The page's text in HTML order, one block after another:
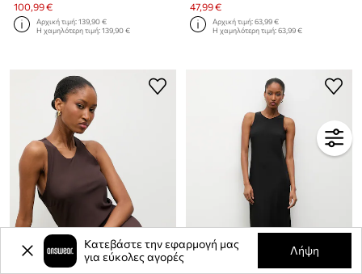
100,99 €
Αρχική τιμή:139,90 €
Η χαμηλότερη τιμή:139,90 €
47,99 €
Αρχική τιμή:63,99 €
Η χαμηλότερη τιμή:63,99 €
Κατεβάστε την εφαρμογή μας
για εύκολες αγορές
Λήψη